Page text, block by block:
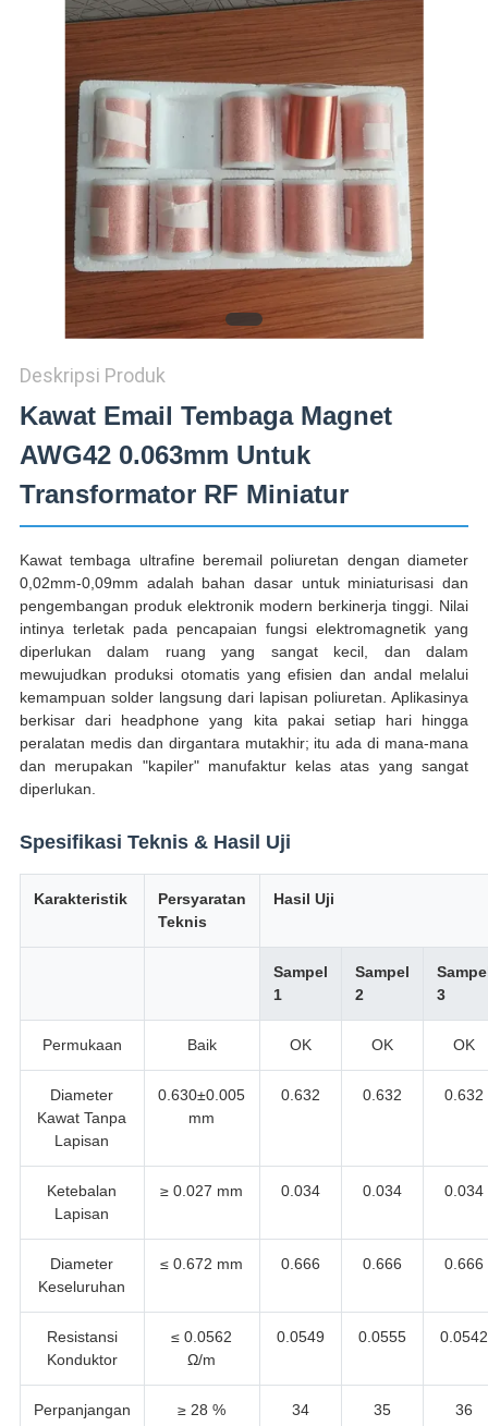
PRIVACY
Deskripsi Produk
Kawat Email Tembaga Magnet
AWG42 0.063mm Untuk
Transformator RF Miniatur
Kawat tembaga ultrafine beremail poliuretan dengan diameter
0,02mm-0,09mm adalah bahan dasar untuk miniaturisasi dan
pengembangan produk elektronik modern berkinerja tinggi. Nilai
intinya terletak pada pencapaian fungsi elektromagnetik yang
diperlukan dalam ruang yang sangat kecil, dan dalam
mewujudkan produksi otomatis yang efisien dan andal melalui
kemampuan solder langsung dari lapisan poliuretan. Aplikasinya
berkisar dari headphone yang kita pakai setiap hari hingga
peralatan medis dan dirgantara mutakhir; itu ada di mana-mana
dan merupakan "kapiler" manufaktur kelas atas yang sangat
diperlukan.
Spesifikasi Teknis & Hasil Uji
Karakteristik
Persyaratan
Teknis
Hasil Uji
Sampel
1
Sampel
2
3
Permukaan Baik OK OK OK
Diameter
Kawat Tanpa
Lapisan
0.630±0.005
mm
0.632 0.632 0.632
Ketebalan
Lapisan
≥ 0.027 mm 0.034 0.034 0.034
Diameter
Keseluruhan
≤ 0.672 mm 0.666 0.666 0.666
Resistansi
Konduktor
≤ 0.0562
Ω/m
0.0549 0.0555 0.0542
Perpanjangan ≥ 28 % 34 35 36